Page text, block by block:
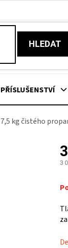
HLEDAT
PŘÍSLUŠENSTVÍ
KNIHY O
kg čistého
3